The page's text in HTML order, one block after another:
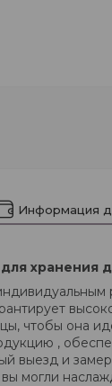
Информация
хранения
чтобы она
,
выезд и
могли